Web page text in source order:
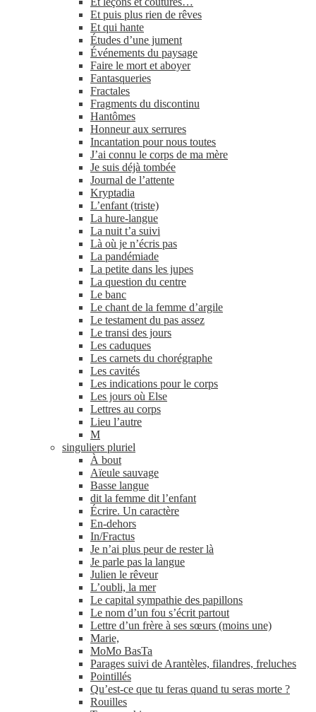
Et puis plus rien de rêves
Et qui hante
Études d’une jument
Événements du paysage
Faire le mort et aboyer
Fantasqueries
Fractales
Fragments du discontinu
Hantômes
Honneur aux serrures
Incantation pour nous toutes
J’ai connu le corps de ma mère
Je suis déjà tombée
Journal de l’attente
Kryptadia
L’enfant (triste)
La hure-​langue
La nuit t’a suivi
Là où je n’écris pas
La pandémiade
La petite dans les jupes
La question du centre
Le banc
Le chant de la femme d’argile
Le testament du pas assez
Le transi des jours
Les caduques
Les carnets du chorégraphe
Les cavités
Les indications pour le corps
Les jours où Else
Lettres au corps
Lieu l’autre
M
singuliers pluriel
À bout
Aïeule sauvage
Basse langue
dit la femme dit l’enfant
Écrire. Un caractère
En-​dehors
In/​Fractus
Je n’ai plus peur de rester là
Je parle pas la langue
Julien le rêveur
L’oubli, la mer
Le capital sympathie des papillons
Le nom d’un fou s’écrit partout
Lettre d’un frère à ses sœurs (moins une)
Marie,
MoMo BasTa
Parages suivi de Arantèles, filandres, freluches
Pointillés
Qu’est-ce que tu feras quand tu seras morte ?
Rouilles